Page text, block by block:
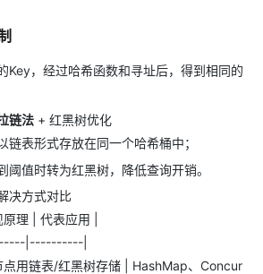
Key，经过哈希函数和寻址后，得到相同的
链法 + 红黑树优化
链表形式存放在同一个哈希桶中；
阈值时转为红黑树，降低查询开销。
决方式对比
理 | 代表应用 |
|----------|
点用链表/红黑树存储 | HashMap、Concur